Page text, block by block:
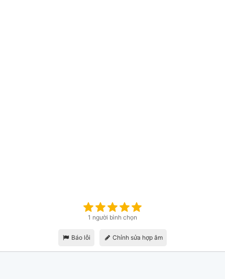
1 người bình chọn
Báo lỗi Chỉnh sửa hợp âm